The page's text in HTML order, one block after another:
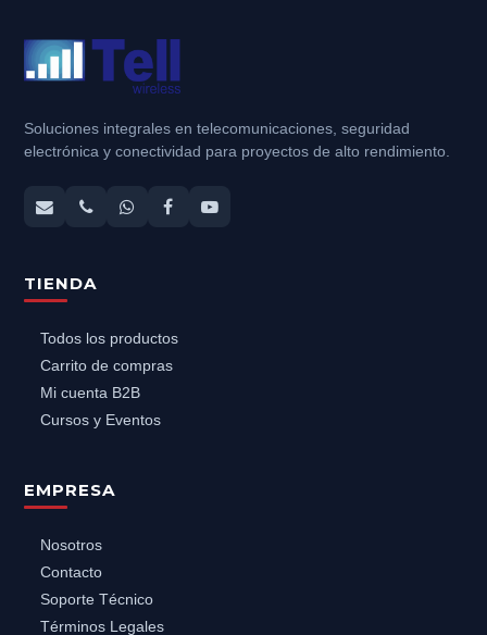
Soluciones integrales en telecomunicaciones, seguridad
electrónica y conectividad para proyectos de alto rendimiento.
TIENDA
Todos los productos
Carrito de compras
Mi cuenta B2B
Cursos y Eventos
EMPRESA
Nosotros
Contacto
Soporte Técnico
Términos Legales